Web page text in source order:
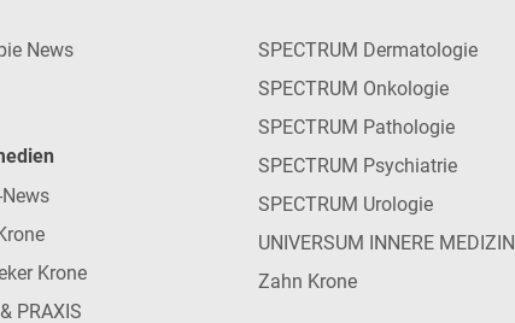
News
Krone
PRAXIS
SPECTRUM Dermatologie
SPECTRUM Onkologie
SPECTRUM Pathologie
SPECTRUM Psychiatrie
SPECTRUM Urologie
UNIVERSUM INNERE MEDIZIN
Zahn Krone